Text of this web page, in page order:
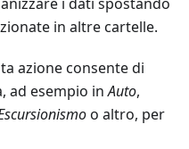
in altre cartelle.
azione consente di
ad esempio inAuto,
o altro, per